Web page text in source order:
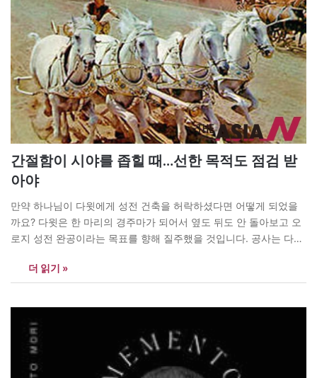
간절함이 시야를 좁힐 때…선한 목적도 점검 받
아야
만약 하나님이 다윗에게 성전 건축을 허락하셨다면 어떻게 되었을
까요? 다윗은 한 마리의 경주마가 되어서 옆도 뒤도 안 돌아보고 오
로지 성전 완공이라는 목표를 향해 질주했을 것입니다. 공사는 다윗
되었을 것입니다. 다른 일도 아니고 하나님의 전을 건축하는 일인데
더 읽기 »